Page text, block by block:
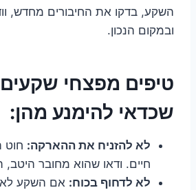
השקע, בדקו את החיבורים מחדש,
ובמקום הנכון.
טיפים מפצחי שקעים
שכדאי להימנע מהן:
לא להזניח את ההארקה: חוט
חיים. ודאו שהוא מחובר היטב,
לא לדחוף בכוח: אם השקע לא